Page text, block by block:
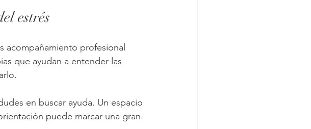
estrés
acompañamiento profesional
que ayudan a entender las
en buscar ayuda. Un espacio
puede marcar una gran